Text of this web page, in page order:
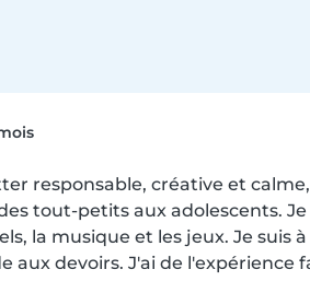
responsable, créative et
tout-petits aux adolescents.
la musique et les jeux. Je suis
aux devoirs. J'ai de l'expérience